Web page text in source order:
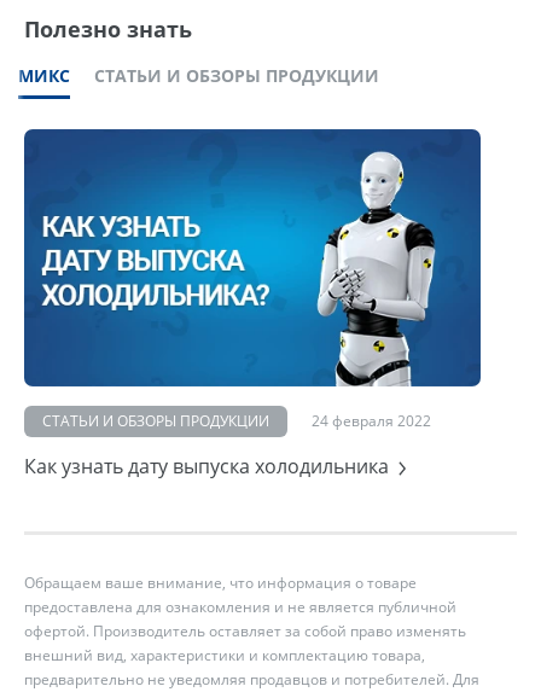
Полезно знать
МИКС СТАТЬИ И ОБЗОРЫ ПРОДУКЦИИ
СТАТЬИ И ОБЗОРЫ ПРОДУКЦИИ 24 февраля 2022
Как узнать дату выпуска холодильника
Обращаем ваше внимание, что информация о товаре
предоставлена для ознакомления и не является публичной
офертой. Производитель оставляет за собой право изменять
внешний вид, характеристики и комплектацию товара,
предварительно не уведомляя продавцов и потребителей. Для